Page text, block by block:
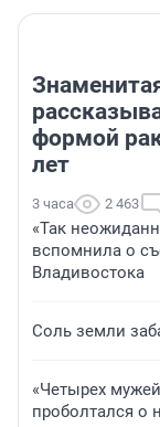
формой
лет
3 часа 2 463
«Так
вспомнила о
Владивостока
Соль земли
«Четырех
проболтался о